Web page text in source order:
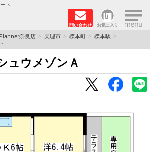
ト
問い合わせ お気に入り ×
！
特集 (奈良北部、木津川
奈良店 天理市 櫟本町
櫟本駅
ュウメゾンＡ